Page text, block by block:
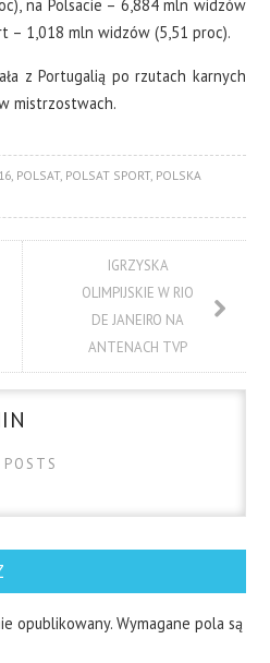
na Polsacie – 6,884 mln widzów
– 1,018 mln widzów (5,51 proc).
z Portugalią po rzutach karnych
mistrzostwach.
, POLSAT, POLSAT SPORT, POLSKA
IGRZYSKA
OLIMPIJSKIE W RIO
DE JANEIRO NA
ANTENACH TVP
POSTS
opublikowany. Wymagane pola są